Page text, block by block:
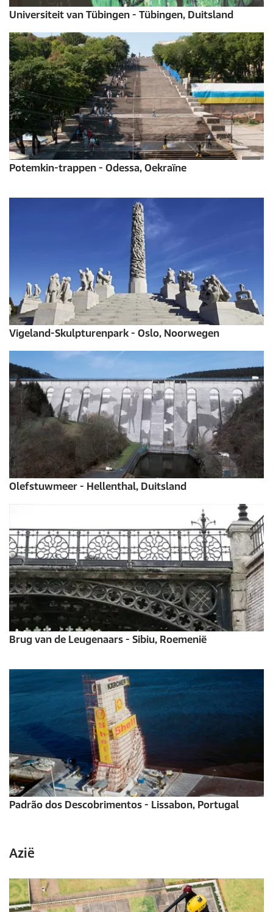
Universiteit van Tübingen - Tübingen, Duitsland
Potemkin-trappen - Odessa, Oekraïne
Vigeland-Skulpturenpark - Oslo, Noorwegen
Olefstuwmeer - Hellenthal, Duitsland
Brug van de Leugenaars - Sibiu, Roemenië
Padrão dos Descobrimentos - Lissabon, Portugal
Azië